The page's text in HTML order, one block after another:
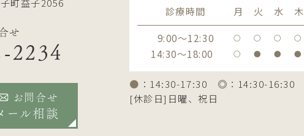
町益子2056
せ
2234
お問合せ
ール相談
診療時間 月 火 水 木
9:00～12:30
〇 〇 〇 〇
14:30～18:00 〇 ● ● ●
● ：14:30-17:30 ◎：14:30-16:30
[休診日]日曜、祝日